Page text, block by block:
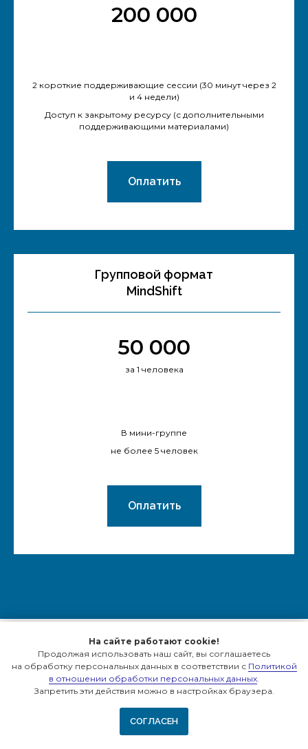
200 000
2 короткие поддерживающие сессии (30 минут через 2
и 4 недели)
Доступ к закрытому ресурсу (с дополнительными
поддерживающими материалами)
Оплатить
Групповой формат
MindShift
50 000
за 1 человека
В мини-группе
не более 5 человек
Оплатить
ВИТА ЧАСОВАЯ
Обо мне
Образование
На сайте работают cookie!
Продолжая использовать наш сайт, вы соглашаетесь
на обработку персональных данных в соответствии с Политикой
в отношении обработки персональных данных.
Запретить эти действия можно в настройках браузера.
СОГЛАСЕН